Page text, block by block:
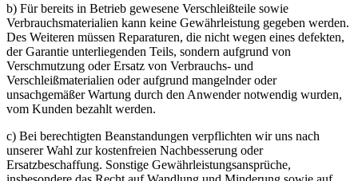
b) Für bereits in Betrieb gewesene Verschleißteile sowie
Verbrauchsmaterialien kann keine Gewährleistung gegeben werden.
Des Weiteren müssen Reparaturen, die nicht wegen eines defekten,
der Garantie unterliegenden Teils, sondern aufgrund von
Verschmutzung oder Ersatz von Verbrauchs- und
Verschleißmaterialien oder aufgrund mangelnder oder
unsachgemäßer Wartung durch den Anwender notwendig wurden,
vom Kunden bezahlt werden.
c) Bei berechtigten Beanstandungen verpflichten wir uns nach
unserer Wahl zur kostenfreien Nachbesserung oder
Ersatzbeschaffung. Sonstige Gewährleistungsansprüche,